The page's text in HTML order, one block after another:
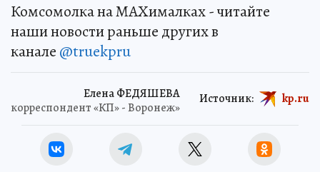
Комсомолка на MAXималках - читайте
наши новости раньше других в
канале @truekpru
Елена ФЕДЯШЕВА
корреспондент «КП» - Воронеж»
Источник: kp.ru